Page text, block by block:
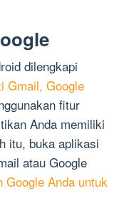
dilengkapi
Gmail, Google
fitur
Anda memiliki
itu, buka aplikasi
atau Google
Google Anda untuk